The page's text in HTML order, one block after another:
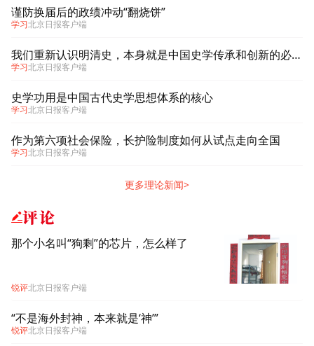
谨防换届后的政绩冲动“翻烧饼”
学习北京日报客户端
我们重新认识明清史，本身就是中国史学传承和创新的必然产物
学习北京日报客户端
史学功用是中国古代史学思想体系的核心
学习北京日报客户端
作为第六项社会保险，长护险制度如何从试点走向全国
学习北京日报客户端
更多理论新闻>
评论
那个小名叫“狗剩”的芯片，怎么样了
锐评北京日报客户端
“不是海外封神，本来就是‘神’”
锐评北京日报客户端